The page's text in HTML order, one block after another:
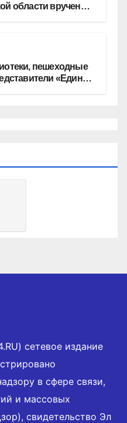
области вручены
пешеходные
«Единой
сетевое издание
в сфере связи,
и массовых
свидетельство Эл